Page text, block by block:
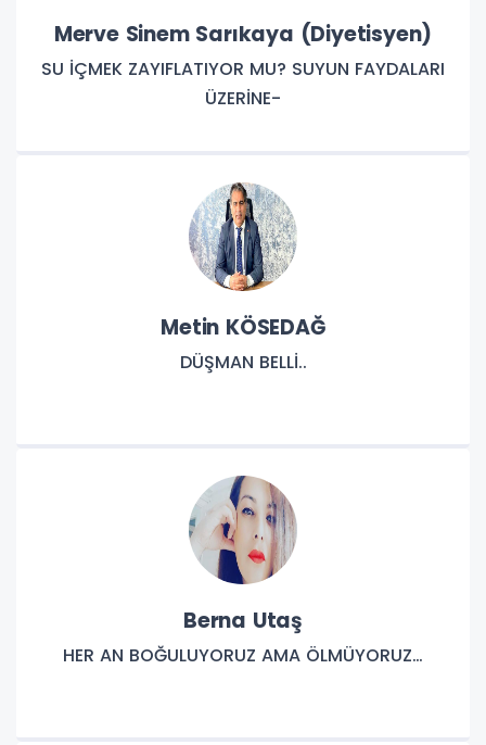
Merve Sinem Sarıkaya (Diyetisyen)
SU İÇMEK ZAYIFLATIYOR MU? SUYUN FAYDALARI
ÜZERİNE-
Metin KÖSEDAĞ
DÜŞMAN BELLİ..
Berna Utaş
HER AN BOĞULUYORUZ AMA ÖLMÜYORUZ…